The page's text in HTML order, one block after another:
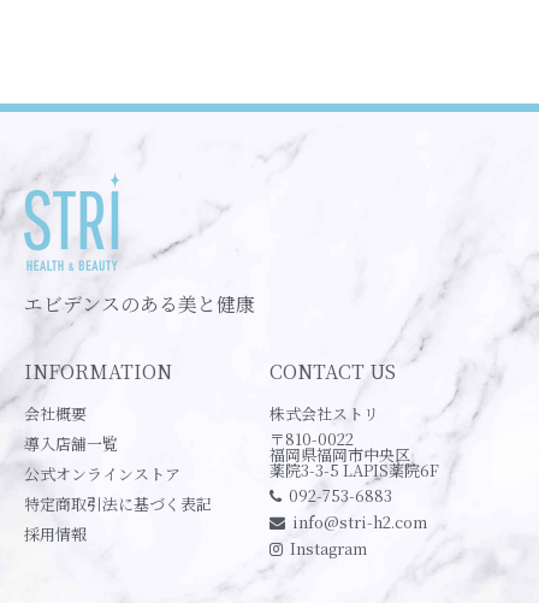
エビデンスのある美と健康
INFORMATION
会社概要
導入店舗一覧
公式オンラインストア
特定商取引法に基づく表記
採用情報
CONTACT US
株式会社ストリ
〒810-0022
福岡県福岡市中央区
薬院3-3-5 LAPIS薬院6F
092-753-6883
info@stri-h2.com
Instagram